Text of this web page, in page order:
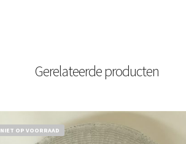
Gerelateerde producten
NIET OP VOORRAAD